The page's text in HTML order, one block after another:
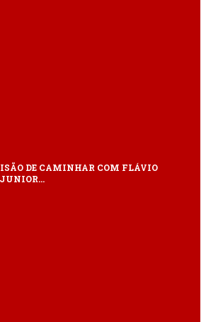
DE CAMINHAR COM FLÁVIO
JUNIOR…